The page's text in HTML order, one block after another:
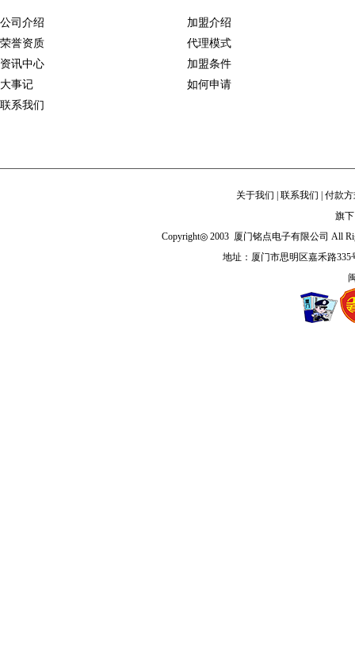
公司介绍
荣誉资质
资讯中心
大事记
联系我们
加盟介绍
代理模式
加盟条件
如何申请
关于我们 联系我们
付款
旗
Copyright◎ 2003 厦门铭点电子有限公司 All
地址：厦门市思明区嘉禾路